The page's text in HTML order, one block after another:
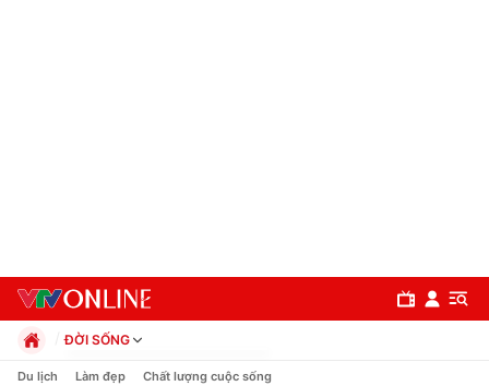
ĐỜI SỐNG
Chính trị
Du lịch Làm đẹp Chất lượng cuộc sống